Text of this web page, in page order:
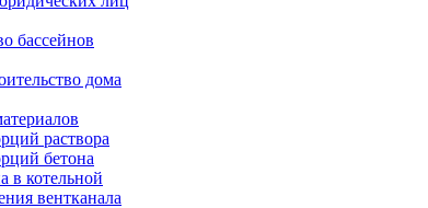
бассейнов
дома
раствора
бетона
в котельной
вентканала